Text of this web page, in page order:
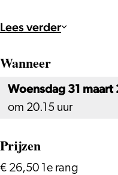
Lees verder
Wanneer
Woensdag 31 maart
om 20.15 uur
Prijzen
€ 26,50 1e rang